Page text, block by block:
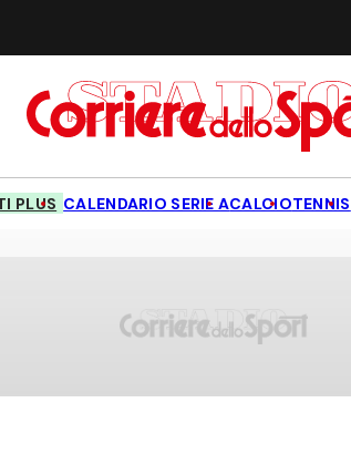
PLUS CALENDARIO SERIE ACALCIOTENNIS